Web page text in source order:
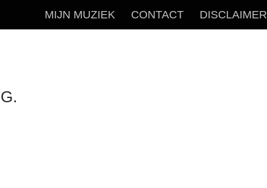
MIJN MUZIEK CONTACT DISCLAIMER